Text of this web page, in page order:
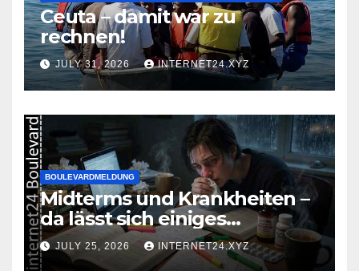
Ceuta – damit war zu
rechnen!
JULY 31, 2026 INTERNET24.XYZ
BOULEVARDMELDUNG
Midterms und Krankheiten –
da lässt sich einiges
zusammenbrauen!
JULY 25, 2026 INTERNET24.XYZ